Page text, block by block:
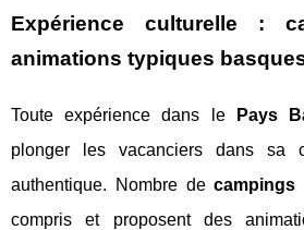
Expérience culturelle :
animations typiques
Toute expérience dans le Pays
plonger les vacanciers dans sa
authentique. Nombre decampings
compris et proposent des